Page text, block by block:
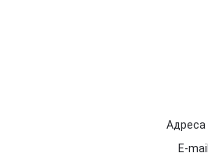
Адреса
E-mail